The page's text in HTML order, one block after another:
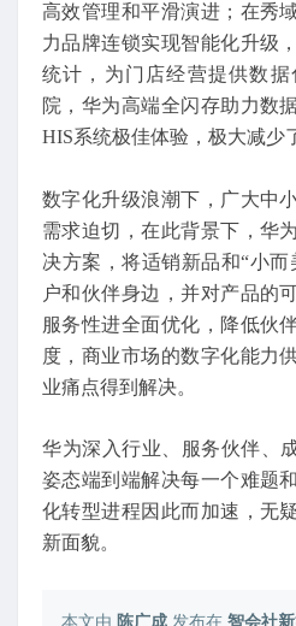
高效管理和平滑演进；在秀
力品牌连锁实现智能化升级
统计，为门店经营提供数
院，华为高端全闪存助力数
HIS系统极佳体验，极大减
数字化升级浪潮下，广大中
需求迫切，在此背景下，华
决方案，将适销新品和“小
户和伙伴身边，并对产品的
服务性进全面优化，降低伙
度，商业市场的数字化能力
业痛点得到解决。
华为深入行业、服务伙伴、
姿态端到端解决每一个难题
化转型进程因此而加速，无
新面貌。
本文由 陈广成 发布在 智会社